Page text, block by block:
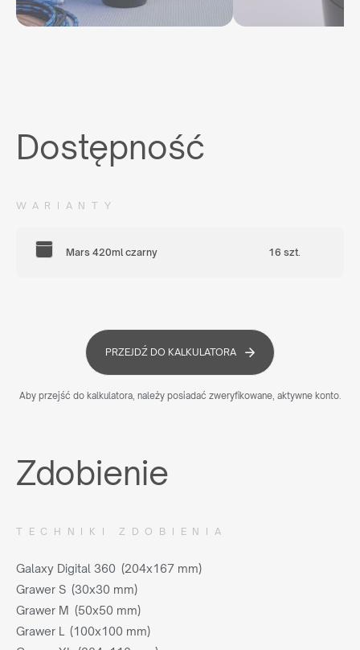
Dostępność
WARIANTY
Mars 420ml czarny 16 szt.
PRZEJDŹ DO KALKULATORA
Aby przejść do kalkulatora, należy posiadać zweryfikowane, aktywne konto.
Zdobienie
TECHNIKI ZDOBIENIA
Galaxy Digital 360 (204x167 mm)
Grawer S (30x30 mm)
Grawer M (50x50 mm)
Grawer L (100x100 mm)